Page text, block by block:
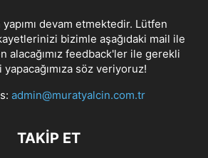
devam etmektedir. Lütfen
bizimle aşağıdaki mail ile
alacağımız feedback'ler ile gerekli
söz veriyoruz!
admin@muratyalcin.com.tr
TAKIP ET